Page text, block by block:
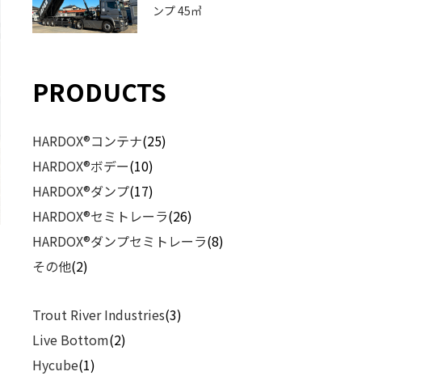
ンプ 45㎥
PRODUCTS
HARDOX®コンテナ(25)
HARDOX®ボデー(10)
HARDOX®ダンプ(17)
HARDOX®セミトレーラ(26)
HARDOX®ダンプセミトレーラ(8)
その他(2)
Trout River Industries(3)
Live Bottom(2)
Hycube(1)